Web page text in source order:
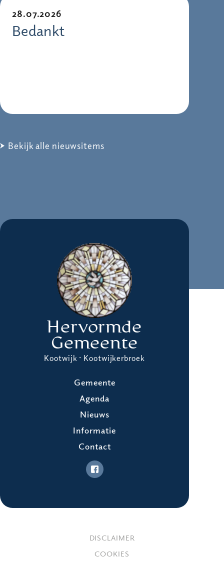
28.07.2026
Bedankt
Bekijk alle nieuwsitems
Hervormde
Gemeente
Kootwijk · Kootwijkerbroek
Gemeente
Agenda
Nieuws
Informatie
Contact
DISCLAIMER
COOKIES